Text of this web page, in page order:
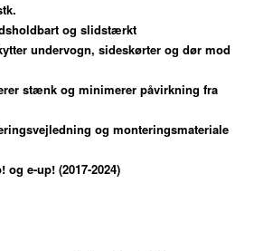
og slidstærkt
undervogn, sideskørter og dør mod
stænk og minimerer påvirkning fra
og monteringsmateriale
og e-up! (2017-2024)